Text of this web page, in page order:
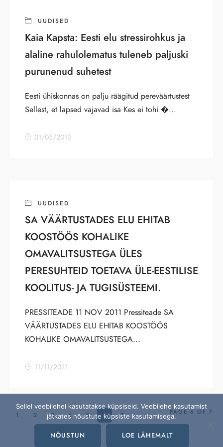
UUDISED
Kaia Kapsta: Eesti elu stressirohkus ja
alaline rahulolematus tuleneb paljuski
purunenud suhetest
Eesti ühiskonnas on palju räägitud pereväärtustest
Sellest, et lapsed vajavad isa Kes ei tohi �...
01/05/2013
UUDISED
SA VÄÄRTUSTADES ELU EHITAB
KOOSTÖÖS KOHALIKE
OMAVALITSUSTEGA ÜLES
PERESUHTEID TOETAVA ÜLE-EESTILISE
KOOLITUS- JA TUGISÜSTEEMI.
PRESSITEADE 11 NOV 2011 Pressiteade SA
VÄÄRTUSTADES ELU EHITAB KOOSTÖÖS
KOHALIKE OMAVALITSUSTEGA...
11/11/2011
1 2 3 4 5 6 7 PAGE 6 OF 7
Sellel veebilehel kasutatakse küpsiseid. Veebilehe kasutamist
jätkates nõustute küpsiste kasutamisega.
NÕUSTUN LOE LÄHEMALT